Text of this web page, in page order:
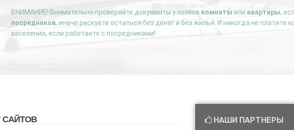
ВНИМАНИЕ! Внимательно проверяйте документы у хозяев комнаты или квартиры,
посредников, иначе рискуете остаться без денег и без жилья. И никогда не платите
заселения, если работаете с посредниками!
САЙТОВ НАШИ ПАРТНЕРЫ